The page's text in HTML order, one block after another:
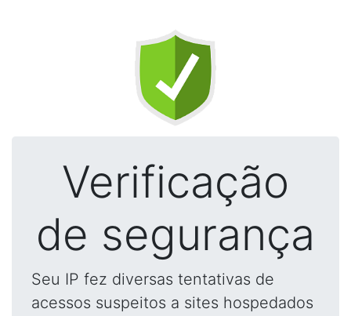
Verificação
de segurança
Seu IP fez diversas tentativas de
acessos suspeitos a sites hospedados